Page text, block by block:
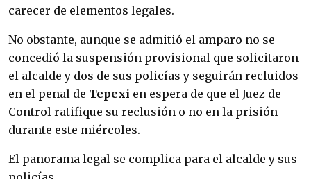
carecer de elementos legales.
No obstante, aunque se admitió el amparo no se
concedió la suspensión provisional que solicitaron
el alcalde y dos de sus policías y seguirán recluidos
en el penal de Tepexi en espera de que el Juez de
Control ratifique su reclusión o no en la prisión
durante este miércoles.
El panorama legal se complica para el alcalde y sus